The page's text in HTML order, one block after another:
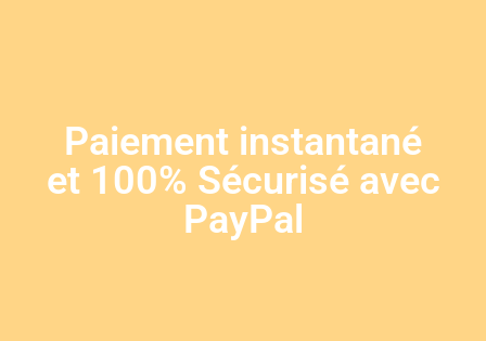
Paiement instantané
et 100% Sécurisé avec
PayPal